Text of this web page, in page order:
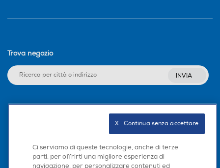
Trova negozio
INVIA
Scarica la nostra app
Ci serviamo di queste tecnologie, anche di terze
parti, per offrirti una migliore esperienza di
navigazione, per personalizzare contenuti ed
X   Continua senza accettare